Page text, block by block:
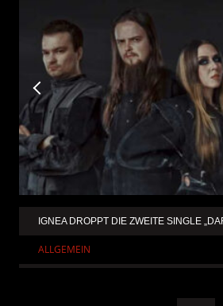
IGNEA DROPPT DIE ZWEITE SINGLE
ALLGEMEIN